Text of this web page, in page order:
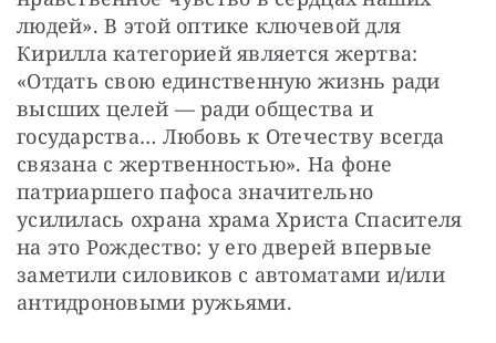
людей». В этой оптике ключевой для
Кирилла категорией является жертва:
«Отдать свою единственную жизнь ради
высших целей — ради общества и
государства… Любовь к Отечеству всегда
связана с жертвенностью». На фоне
патриаршего пафоса значительно
усилилась охрана храма Христа Спасителя
на это Рождество: у его дверей впервые
заметили силовиков с автоматами и/или
антидроновыми ружьями.